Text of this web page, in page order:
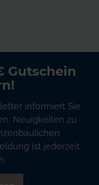
Gutschein
informiert Sie
Neuigkeiten zu
ist jederzeit